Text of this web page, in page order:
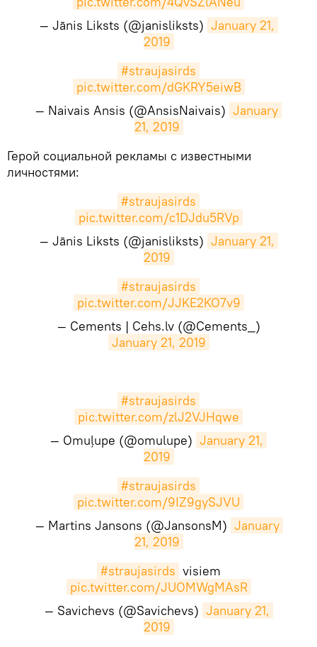
— Jānis Liksts (@janisliksts) January 21,
2019
#straujasirds
pic.twitter.com/dGKRY5eiwB
— Naivais Ansis (@AnsisNaivais) January
21, 2019
​Герой социальной рекламы с известными
личностями:
#straujasirds
pic.twitter.com/c1DJdu5RVp
— Jānis Liksts (@janisliksts) January 21,
2019
#straujasirds
pic.twitter.com/JJKE2KO7v9
— Cements | Cehs.lv (@Cements_)
January 21, 2019
#straujasirds
pic.twitter.com/zlJ2VJHqwe
— Omuļupe (@omulupe) January 21,
2019
#straujasirds
pic.twitter.com/9IZ9gySJVU
— Martins Jansons (@JansonsM) January
21, 2019
#straujasirds visiem
pic.twitter.com/JUOMWgMAsR
— Savichevs (@Savichevs) January 21,
2019